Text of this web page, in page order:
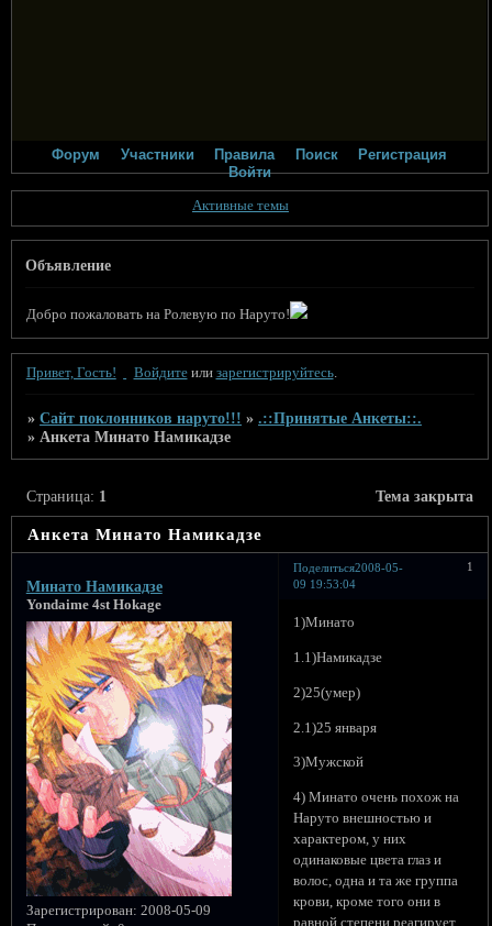
Форум Участники Правила Поиск
Регистрация
Войти
Активные темы
Объявление
Добро пожаловать на Ролевую по Наруто!
Привет, Гость! Войдитеили зарегистрируйтесь.
»Сайт поклонников наруто!!! ».::Принятые Анкеты::.
» Анкета Минато Намикадзе
Анкета Минато Намикадзе
Страница: 1 Тема закрыта
Поделиться 1
2008-05-
09 19:53:04
Минато Намикадзе
Yondaime 4st Hokage
Зарегистрирован: 2008-05-09
1)Минато
1.1)Намикадзе
2)25(умер)
2.1)25 января
3)Мужской
4) Минато очень похож на
Наруто внешностью и
характером, у них
одинаковые цвета глаз и
волос, одна и та же группа
крови, кроме того они в
равной степени реагирует